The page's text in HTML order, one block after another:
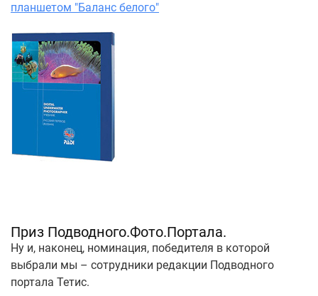
планшетом "Баланс белого"
Приз Подводного.Фото.Портала.
Ну и, наконец, номинация, победителя в которой
выбрали мы – сотрудники редакции Подводного
портала Тетис.